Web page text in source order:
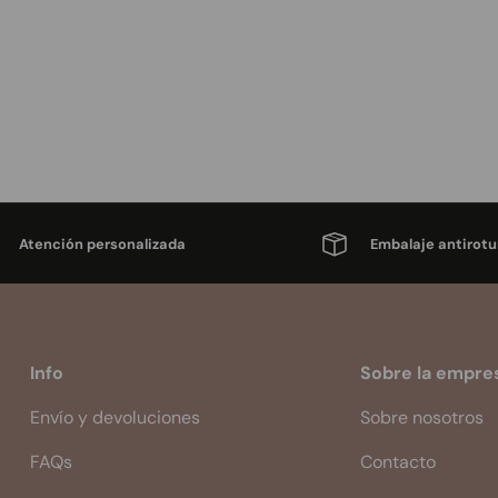
Atención personalizada Embalaje
Info
Envío y devoluciones
FAQs
Sobre la
Sobre nosotros
Contacto